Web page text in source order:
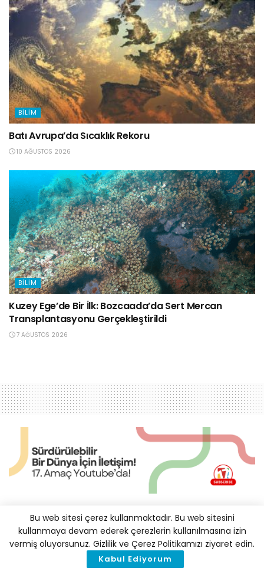
BILIM
Batı Avrupa’da Sıcaklık Rekoru
10 AĞUSTOS 2026
BILIM
Kuzey Ege’de Bir İlk: Bozcaada’da Sert Mercan
Transplantasyonu Gerçekleştirildi
7 AĞUSTOS 2026
Kestel Güneşten Elektriğini
Üretiyor: İhtiyaç Fazlasını
1,5 Milyon TL’ye UEDAŞ’a
Bu web sitesi çerez kullanmaktadır. Bu web sitesini
kullanmaya devam ederek çerezlerin kullanılmasına izin
vermiş oluyorsunuz. Gizlilik ve Çerez Politikamızı ziyaret edin.
Kabul Ediyorum